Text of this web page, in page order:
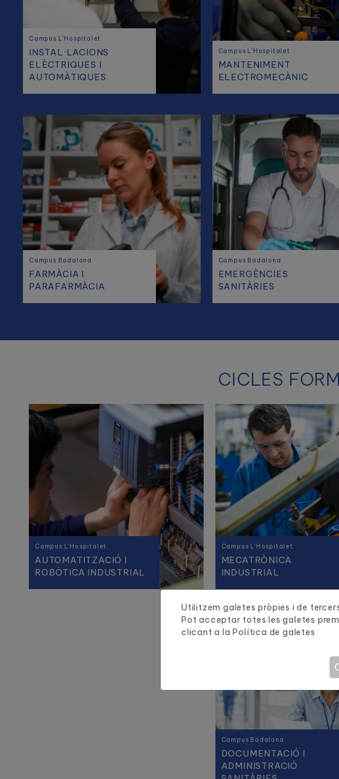
Campus L'Hospitalet
INSTAL·LACIONS
ELÈCTRIQUES I
AUTOMÀTIQUES
Campus L'Hospitalet
MANTENIMENT
ELECTROMECÀNIC
Campus Badalona
FARMÀCIA I
PARAFARMÀCIA
Campus Badalona
EMERGÈNCIES
SANITÀRIES
CICLES
Campus L'Hospitalet
AUTOMATITZACIÓ I
ROBÒTICA INDUSTRIAL
Campus L'Hospitalet
MECATRÒNICA
INDUSTRIAL
Campus Badalona
DOCUMENTACIÓ I
ADMINISTRACIÓ
Utilitzem galetes pròpies i de
Pot acceptar totes les galetes
clicant a laPolítica de galetes